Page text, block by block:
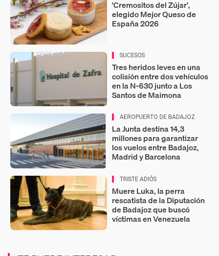
'Cremositos del Zújar',
elegido Mejor Queso de
España 2026
SUCESOS
Tres heridos leves en una
colisión entre dos vehículos
en la N-630 junto a Los
Santos de Maimona
AEROPUERTO DE BADAJOZ
La Junta destina 14,3
millones para garantizar
los vuelos entre Badajoz,
Madrid y Barcelona
TRISTE ADIÓS
Muere Luka, la perra
rescatista de la Diputación
de Badajoz que buscó
víctimas en Venezuela